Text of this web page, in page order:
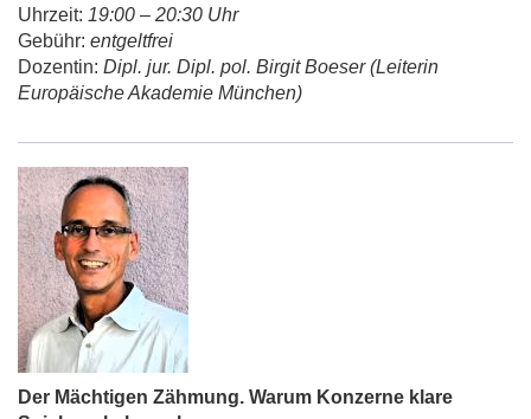
Uhrzeit: 19:00 – 20:30 Uhr
Gebühr: entgeltfrei
Dozentin: Dipl. jur. Dipl. pol. Birgit Boeser (Leiterin
Europäische Akademie München)
Der Mächtigen Zähmung. Warum Konzerne klare